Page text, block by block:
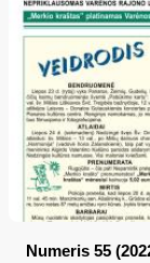
Numeris 55